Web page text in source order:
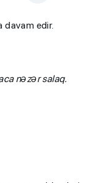
davam edir.
nәzәr salaq.